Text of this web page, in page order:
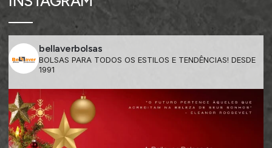
bellaverbolsas
BOLSAS PARA TODOS OS ESTILOS E TENDÊNCIAS! DESDE
1991